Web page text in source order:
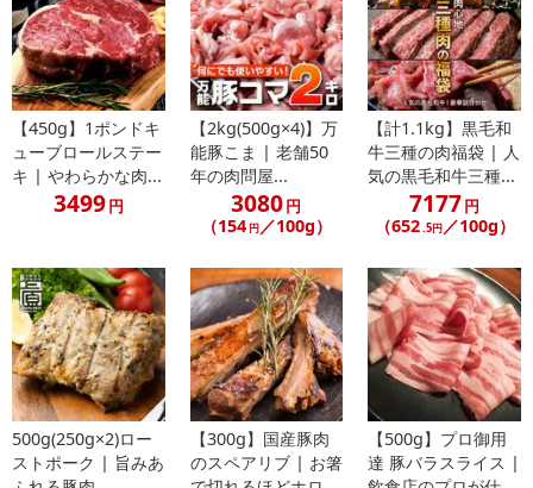
【450g】1ポンドキ
ューブロールステー
キ | やわらかな肉...
3499円
【2kg(500g×4)】万
能豚こま | 老舗50
年の肉問屋...
3080円
（154 円／100g）
【計1.1kg】黒毛和
牛三種の肉福袋 | 人
気の黒毛和牛三種...
7177円
（652.5円／100g）
500g(250g×2)ロー
ストポーク | 旨みあ
【300g】国産豚肉
のスペアリブ | お箸
【500g】プロ御用
達 豚バラスライス |